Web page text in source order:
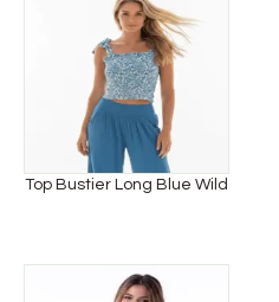
Top Bustier Long Blue Wild